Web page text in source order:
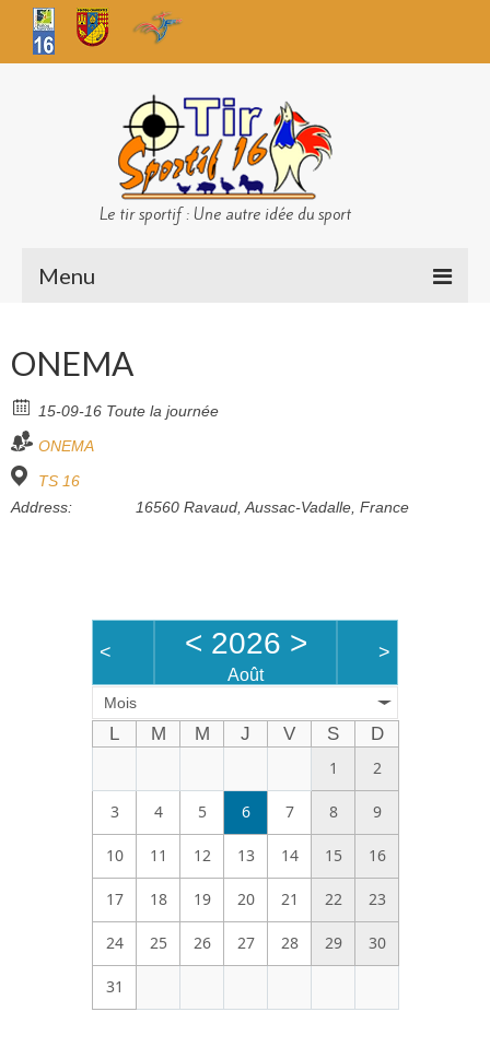
Le tir sportif : Une autre idée du sport
Menu
Sécurité
Challenges TS 16
Bénévoles
ONEMA
15-09-16 Toute la journée
ONEMA
TS 16
Address:
16560 Ravaud, Aussac-Vadalle, France
< < 2026 >
Août
>
Mois
L M M J V S
D
1
2
3 4 5 6 7 8 9
10 11 12 13 14 15 16
17 18 19 20 21 22 23
24 25 26 27 28 29 30
31